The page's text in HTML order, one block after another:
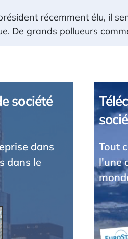
récemment élu, il
De grands pollueurs
société
dans
dans le
Tout
l'une